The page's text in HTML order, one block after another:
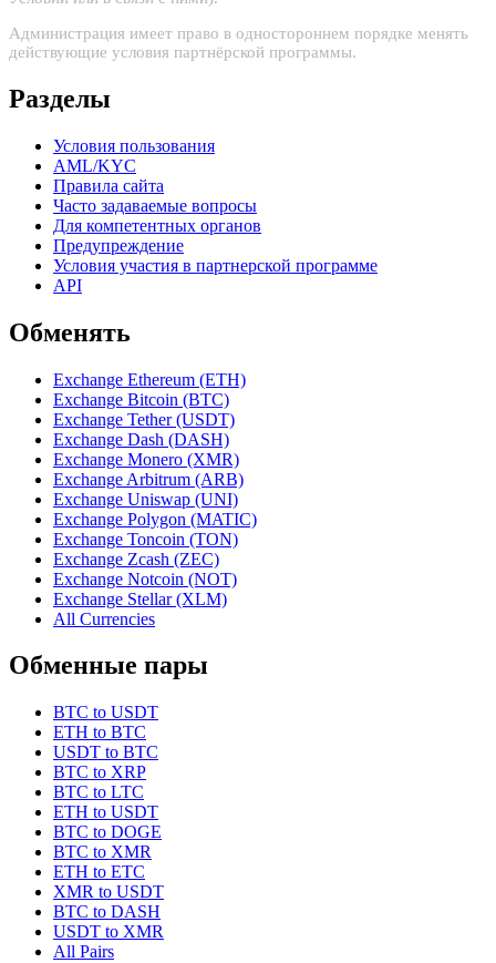
Администрация имеет право в одностороннем порядке менять
действующие условия партнёрской программы.
Разделы
Условия пользования
AML/KYC
Правила сайта
Часто задаваемые вопросы
Для компетентных органов
Предупреждение
Условия участия в партнерской программе
API
Обменять
Exchange Ethereum (ETH)
Exchange Bitcoin (BTC)
Exchange Tether (USDT)
Exchange Dash (DASH)
Exchange Monero (XMR)
Exchange Arbitrum (ARB)
Exchange Uniswap (UNI)
Exchange Polygon (MATIC)
Exchange Toncoin (TON)
Exchange Zcash (ZEC)
Exchange Notcoin (NOT)
Exchange Stellar (XLM)
All Currencies
Обменные пары
BTC to USDT
ETH to BTC
USDT to BTC
BTC to XRP
BTC to LTC
ETH to USDT
BTC to DOGE
BTC to XMR
ETH to ETC
XMR to USDT
BTC to DASH
USDT to XMR
All Pairs